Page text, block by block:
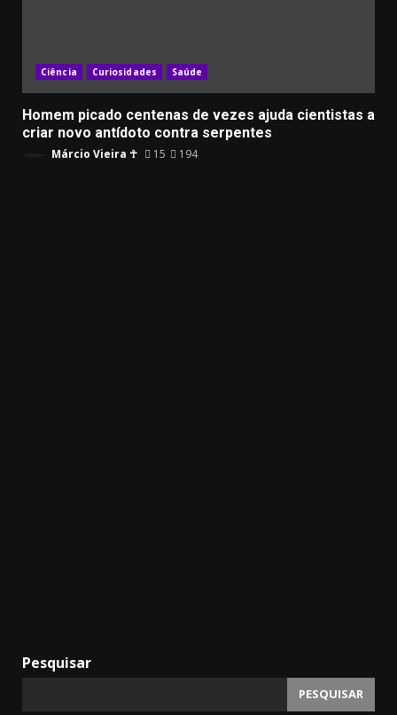
Ciência Curiosidades Saúde
Homem picado centenas de vezes ajuda cientistas a
criar novo antídoto contra serpentes
Márcio Vieira ☥ 15 194
Pesquisar
PESQUISAR